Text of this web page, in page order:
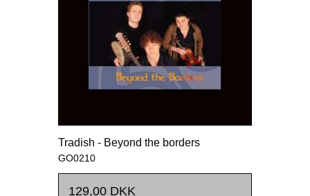
Tradish - Beyond the borders
GO0210
129,00 DKK